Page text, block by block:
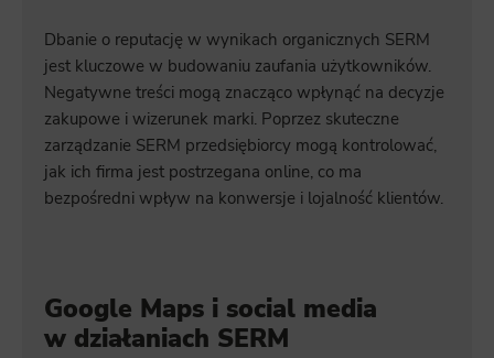
Dbanie o reputację w wynikach organicznych SERM
jest kluczowe w budowaniu zaufania użytkowników.
Negatywne treści mogą znacząco wpłynąć na decyzje
zakupowe i wizerunek marki. Poprzez skuteczne
zarządzanie SERM przedsiębiorcy mogą kontrolować,
jak ich firma jest postrzegana online, co ma
bezpośredni wpływ na konwersje i lojalność klientów.
Google Maps i social media
w działaniach SERM